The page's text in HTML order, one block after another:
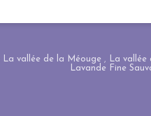
La vallée de la Méouge , La vallée
Lavande Fine